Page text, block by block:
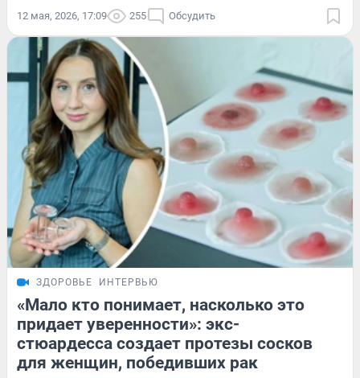
12 мая, 2026, 17:09 255 Обсудить
ЗДОРОВЬЕ ИНТЕРВЬЮ
«Мало кто понимает, насколько это
придает уверенности»: экс-
стюардесса создает протезы сосков
для женщин, победивших рак